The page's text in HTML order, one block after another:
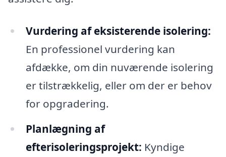
Vurdering af eksisterende isolering:
En professionel vurdering kan
afdække, om din nuværende isolering
er tilstrækkelig, eller om der er behov
for opgradering.
Planlægning af
efterisoleringsprojekt: Kyndige